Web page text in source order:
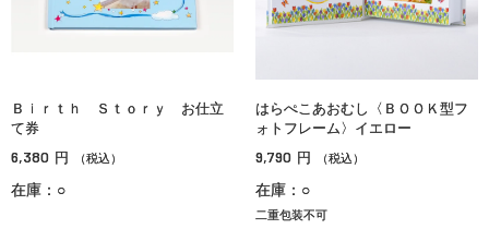
Ｂｉｒｔｈ Ｓｔｏｒｙ お仕立
て券
6,380 円 （税込）
在庫：○
はらぺこあおむし〈ＢＯＯＫ型フ
ォトフレーム〉イエロー
9,790 円 （税込）
在庫：○
二重包装不可